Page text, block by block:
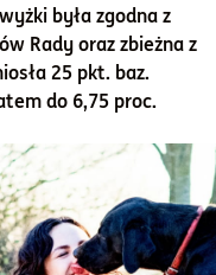
była zgodna z
Rady oraz zbieżna z
25 pkt. baz.
do 6,75 proc.